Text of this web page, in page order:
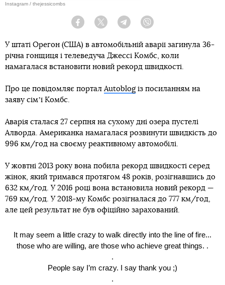
Instagram / thejessicombs
Facebook Twitter Telegram
У штаті Орегон (США) в автомобільній аварії загинула 36-
річна гонщиця і телеведуча Джессі Комбс, коли
намагалася встановити новий рекорд швидкості.
Про це повідомляє портал Autoblogіз посиланням на
заяву сімʼї Комбс.
Аварія сталася 27 серпня на сухому дні озера пустелі
Алворда. Американка намагалася розвинути швидкість до
996 км/год на своєму реактивному автомобілі.
У жовтні 2013 року вона побила рекорд швидкості серед
жінок, який тримався протягом 48 років, розігнавшись до
632 км/год. У 2016 році вона встановила новий рекорд —
769 км/год. У 2018-му Комбс розігналася до 777 км/год,
але цей результат не був офіційно зарахований.
It may seem a little crazy to walk directly into the line of fire...
those who are willing, are those who achieve great things. .
.
People say I’m crazy. I say thank you ;)
.